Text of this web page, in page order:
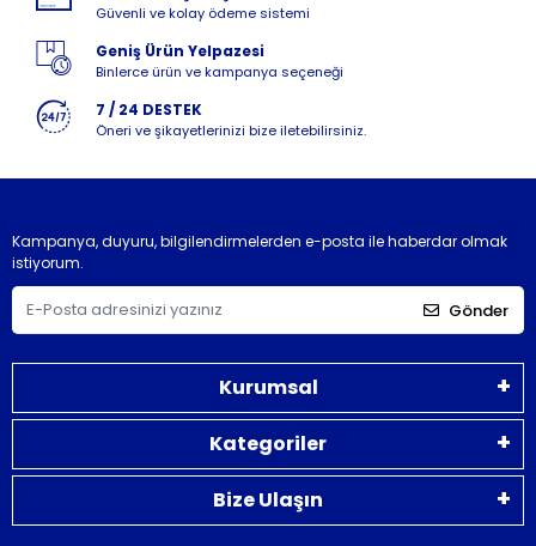
Güvenli ve kolay ödeme sistemi
Geniş Ürün Yelpazesi
Binlerce ürün ve kampanya seçeneği
7 / 24 DESTEK
Öneri ve şikayetlerinizi bize iletebilirsiniz.
Kampanya, duyuru, bilgilendirmelerden e-posta ile haberdar olmak
istiyorum.
Gönder
Kurumsal
Kategoriler
Bize Ulaşın